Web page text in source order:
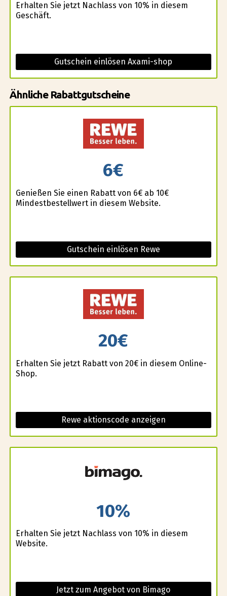
Erhalten Sie jetzt Nachlass von 10% in diesem
Geschäft.
Gutschein einlösen Axami-shop
Ähnliche Rabattgutscheine
6€
Genießen Sie einen Rabatt von 6€ ab 10€
Mindestbestellwert in diesem Website.
Gutschein einlösen Rewe
20€
Erhalten Sie jetzt Rabatt von 20€ in diesem Online-
Shop.
Rewe aktionscode anzeigen
10%
Erhalten Sie jetzt Nachlass von 10% in diesem
Website.
Jetzt zum Angebot von Bimago